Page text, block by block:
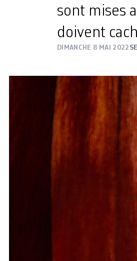
sont mises
doivent
DIMANCHE 8 MAI 2022